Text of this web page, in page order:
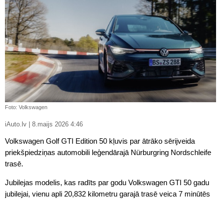
Foto: Volkswagen
iAuto.lv | 8.maijs 2026 4:46
Volkswagen Golf GTI Edition 50 kļuvis par ātrāko sērijveida
priekšpiedziņas automobili leģendārajā Nürburgring Nordschleife
trasē.
Jubilejas modelis, kas radīts par godu Volkswagen GTI 50 gadu
jubilejai, vienu apli 20,832 kilometru garajā trasē veica 7 minūtēs